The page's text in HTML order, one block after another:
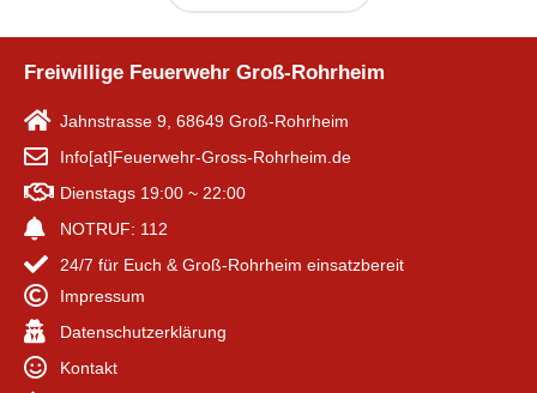
Freiwillige Feuerwehr Groß-Rohrheim
Jahnstrasse 9, 68649 Groß-Rohrheim
Info[at]Feuerwehr-Gross-Rohrheim.de
Dienstags 19:00 ~ 22:00
NOTRUF: 112
24/7 für Euch & Groß-Rohrheim einsatzbereit
Impressum
Datenschutzerklärung
Kontakt